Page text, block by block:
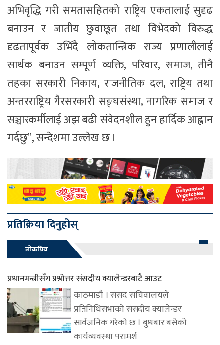
अभिवृद्धि गरी समतासहितको राष्ट्रिय एकतालाई सुदृढ
बनाउन र जातीय छुवाछूत तथा विभेदको विरुद्ध
दृढतापूर्वक उभिँदै लोकतान्त्रिक राज्य प्रणालीलाई
सार्थक बनाउन सम्पूर्ण व्यक्ति, परिवार, समाज, तीनै
तहका सरकारी निकाय, राजनीतिक दल, राष्ट्रिय तथा
अन्तरराष्ट्रिय गैरसरकारी सङ्घसंस्था, नागरिक समाज र
सञ्चारकर्मीलाई अझ बढी संवेदनशील हुन हार्दिक आह्वान
गर्दछु”, सन्देशमा उल्लेख छ ।
प्रतिक्रिया दिनुहोस्
लोकप्रिय
प्रधानमन्त्रीसँग प्रश्नोत्तर संसदीय क्यालेन्डरबाटै आउट
काठमाडौं । संसद सचिवालयले
प्रतिनिधिसभाको संसदीय क्यालेन्डर
सार्वजनिक गरेको छ । बुधबार बसेको
कार्यव्यवस्था परामर्श